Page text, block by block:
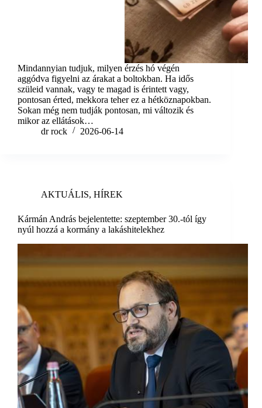
Mindannyian tudjuk, milyen érzés hó végén
aggódva figyelni az árakat a boltokban. Ha idős
szüleid vannak, vagy te magad is érintett vagy,
pontosan érted, mekkora teher ez a hétköznapokban.
Sokan még nem tudják pontosan, mi változik és
mikor az ellátások…
dr rock
2026-06-14
AKTUÁLIS, HÍREK
Kármán András bejelentette: szeptember 30.-tól így
nyúl hozzá a kormány a lakáshitelekhez